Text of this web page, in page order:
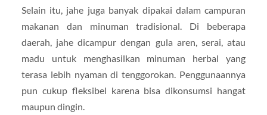
Selain itu, jahe juga banyak dipakai dalam campuran
makanan dan minuman tradisional. Di beberapa
daerah, jahe dicampur dengan gula aren, serai, atau
madu untuk menghasilkan minuman herbal yang
terasa lebih nyaman di tenggorokan. Penggunaannya
pun cukup fleksibel karena bisa dikonsumsi hangat
maupun dingin.